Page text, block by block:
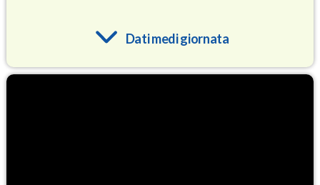
Dati medi giornata